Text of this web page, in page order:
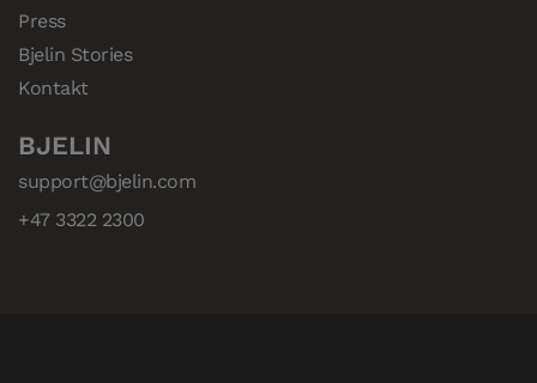
Press
Bjelin Stories
Kontakt
BJELIN
support@bjelin.com
+47 3322 2300